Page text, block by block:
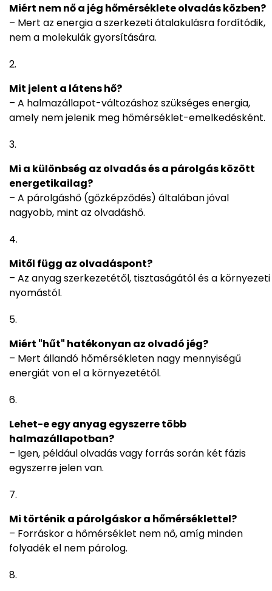
Miért nem nő a jég hőmérséklete olvadás közben?
– Mert az energia a szerkezeti átalakulásra fordítódik,
nem a molekulák gyorsítására.
Mit jelent a látens hő?
– A halmazállapot-változáshoz szükséges energia,
amely nem jelenik meg hőmérséklet-emelkedésként.
Mi a különbség az olvadás és a párolgás között
energetikailag?
– A párolgáshő (gőzképződés) általában jóval
nagyobb, mint az olvadáshő.
Mitől függ az olvadáspont?
– Az anyag szerkezetétől, tisztaságától és a környezeti
nyomástól.
Miért "hűt" hatékonyan az olvadó jég?
– Mert állandó hőmérsékleten nagy mennyiségű
energiát von el a környezetétől.
Lehet-e egy anyag egyszerre több
halmazállapotban?
– Igen, például olvadás vagy forrás során két fázis
egyszerre jelen van.
Mi történik a párolgáskor a hőmérséklettel?
– Forráskor a hőmérséklet nem nő, amíg minden
folyadék el nem párolog.